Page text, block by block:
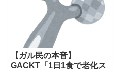
い」余命宣告を超えて生きた実例
【ガル民の本音】
GACKT「1日1食で老化ス